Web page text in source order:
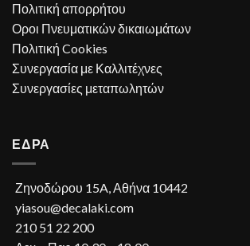
Πολιτική απορρήτου
Οροι Πνευματικών δικαιωμάτων
Πολιτική Cookies
Συνεργασία με Καλλιτέχνες
Συνεργασίες μεταπωλητών
ΕΔΡΑ
Ζηνοδώρου 15A, Αθήνα 10442
yiasou@decalaki.com
210 51 22 200